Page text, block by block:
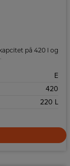
på 420 l og
E
420
220 L